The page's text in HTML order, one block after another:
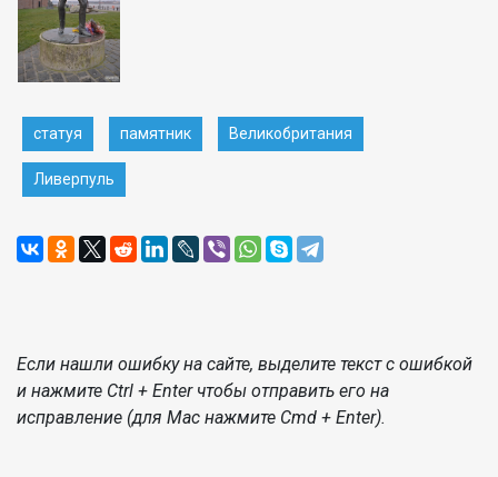
статуя памятник Великобритания
Ливерпуль
Если нашли ошибку на сайте, выделите текст с ошибкой
и нажмите Ctrl + Enter чтобы отправить его на
исправление (для Mac нажмите Cmd + Enter).